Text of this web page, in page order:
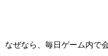
なぜなら、毎日ゲーム内で